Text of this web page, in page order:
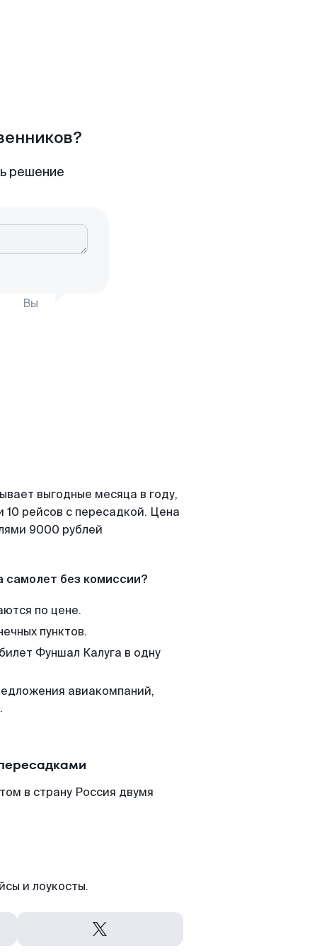
решение
Вы
выгодные месяца в году,
рейсов с пересадкой. Цена
9000 рублей
самолет без комиссии?
по цене.
пунктов.
Фуншал Калуга в одну
авиакомпаний,
в страну Россия двумя
и лоукосты.